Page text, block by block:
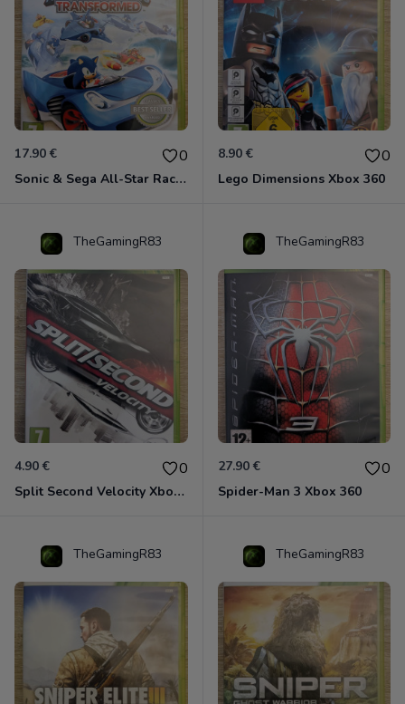
17.90 € 0
Sonic & Sega All-Star Racing - Transformed Xbox 360
8.90 € 0
Lego Dimensions Xbox 360
TheGamingR83
4.90 € 0
Split Second Velocity Xbox 360
TheGamingR83
27.90 € 0
Spider-Man 3 Xbox 360
TheGamingR83 TheGamingR83